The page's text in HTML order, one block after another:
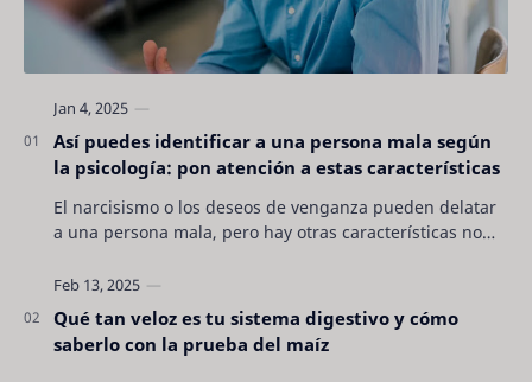
Así puedes identificar a una persona mala según
la psicología: pon atención a estas características
El narcisismo o los deseos de venganza pueden delatar
a una persona mala, pero hay otras características no
Qué tan veloz es tu sistema digestivo y cómo
saberlo con la prueba del maíz